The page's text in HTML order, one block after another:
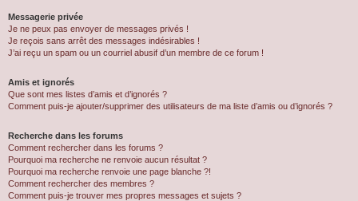
Messagerie privée
Je ne peux pas envoyer de messages privés !
Je reçois sans arrêt des messages indésirables !
J’ai reçu un spam ou un courriel abusif d’un membre de ce forum !
Amis et ignorés
Que sont mes listes d’amis et d’ignorés ?
Comment puis-je ajouter/supprimer des utilisateurs de ma liste d’amis ou d’ignorés ?
Recherche dans les forums
Comment rechercher dans les forums ?
Pourquoi ma recherche ne renvoie aucun résultat ?
Pourquoi ma recherche renvoie une page blanche ?!
Comment rechercher des membres ?
Comment puis-je trouver mes propres messages et sujets ?